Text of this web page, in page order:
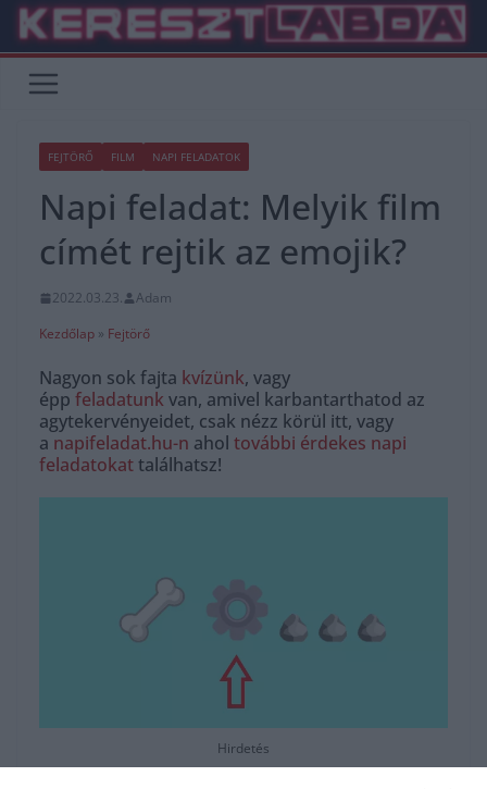
Skip
content
FEJTÖRŐ FILM NAPI FELADATOK
Napi feladat: Melyik film
címét rejtik az emojik?
2022.03.23.
Adam
Kezdőlap » Fejtörő
Nagyon sok fajta kvízünk, vagy
épp feladatunk van, amivel karbantarthatod az
agytekervényeidet, csak nézz körül itt, vagy
a napifeladat.hu-n ahol további érdekes napi
feladatokattalálhatsz!
Hirdetés